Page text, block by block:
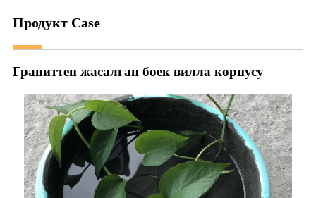
Продукт Case
Граниттен жасалган боек вилла корпусу